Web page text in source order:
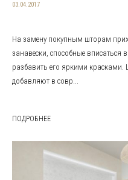
03.04.2017
На замену покупным шторам
занавески, способные вписаться
разбавить его яркими
добавляют в совр...
ПОДРОБНЕЕ